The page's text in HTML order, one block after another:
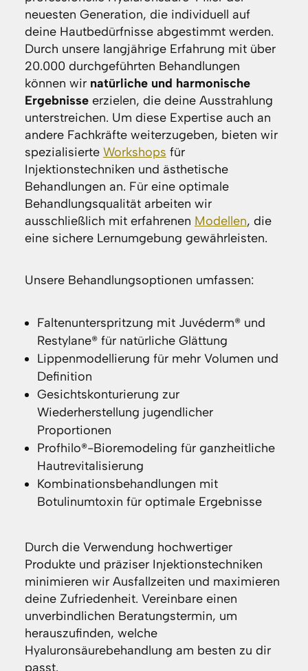
neuesten Generation, die individuell auf
deine Hautbedürfnisse abgestimmt werden.
Durch unsere langjährige Erfahrung mit über
20.000 durchgeführten Behandlungen
können wir natürliche und harmonische
Ergebnisseerzielen, die deine Ausstrahlung
unterstreichen. Um diese Expertise auch an
andere Fachkräfte weiterzugeben, bieten wir
spezialisierte Workshops für
Injektionstechniken und ästhetische
Behandlungen an. Für eine optimale
Behandlungsqualität arbeiten wir
ausschließlich mit erfahrenen Modellen, die
eine sichere Lernumgebung gewährleisten.
Unsere Behandlungsoptionen umfassen:
Faltenunterspritzung mit Juvéderm® und
Restylane® für natürliche Glättung
Lippenmodellierung für mehr Volumen und
Definition
Gesichtskonturierung zur
Wiederherstellung jugendlicher
Proportionen
Profhilo®-Bioremodeling für ganzheitliche
Hautrevitalisierung
Kombinationsbehandlungen mit
Botulinumtoxin für optimale Ergebnisse
Durch die Verwendung hochwertiger
Produkte und präziser Injektionstechniken
minimieren wir Ausfallzeiten und maximieren
deine Zufriedenheit. Vereinbare einen
unverbindlichen Beratungstermin, um
herauszufinden, welche
Hyaluronsäurebehandlung am besten zu dir
passt.